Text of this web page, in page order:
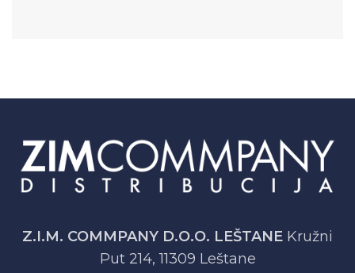
Z.I.M. COMMPANY D.O.O. LEŠTANE Kružni
Put 214, 11309 Leštane